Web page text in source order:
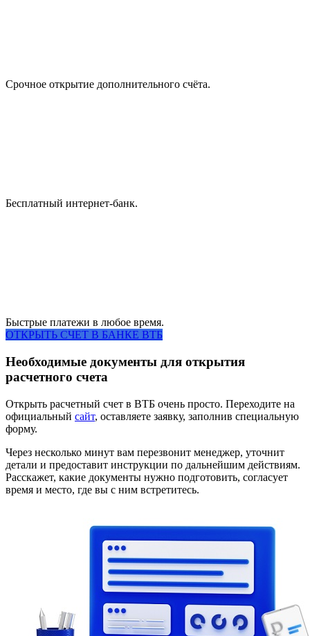
Срочное открытие дополнительного счёта.
Бесплатный интернет-банк.
Быстрые платежи в любое время.
ОТКРЫТЬ СЧЕТ В БАНКЕ ВТБ
Необходимые документы для открытия
расчетного счета
Открыть расчетный счет в ВТБ очень просто. Переходите на
официальный сайт, оставляете заявку, заполнив специальную
форму.
Через несколько минут вам перезвонит менеджер, уточнит
детали и предоставит инструкции по дальнейшим действиям.
Расскажет, какие документы нужно подготовить, согласует
время и место, где вы с ним встретитесь.